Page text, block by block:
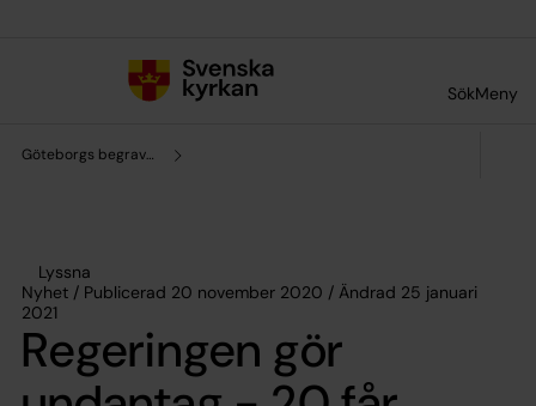
SökMeny
Göteborgs begravningssamfällighet
Lyssna
Nyhet / Publicerad 20 november 2020 / Ändrad 25 januari
2021
Regeringen gör